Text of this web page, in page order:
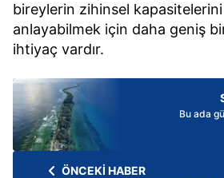
bireylerin zihinsel
anlayabilmek için daha geniş bir
ihtiyaç vardır.
Bu ada
ÖNCEKİ HABER